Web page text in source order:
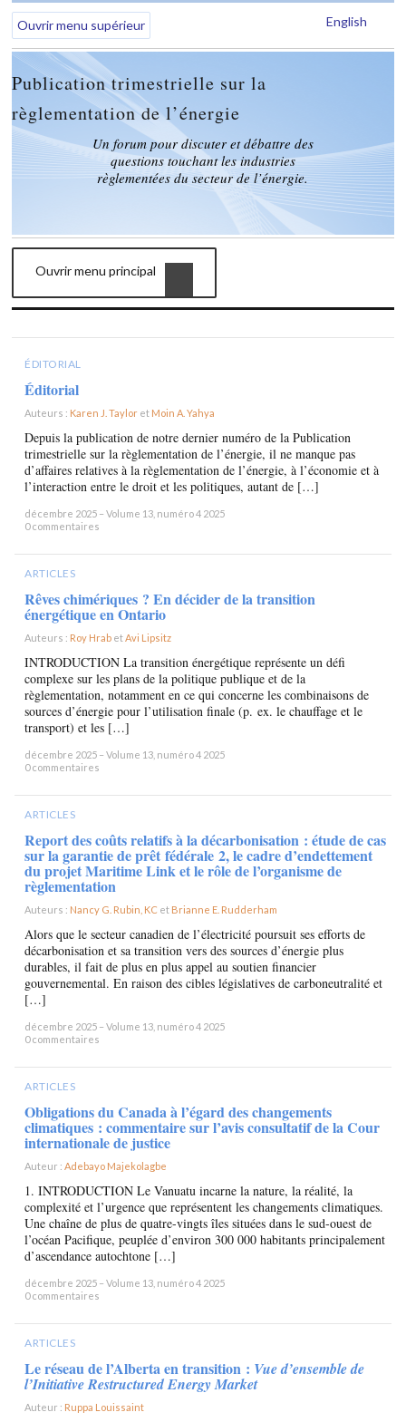
English
Ouvrir menu supérieur
Publication trimestrielle sur la
règlementation de l’énergie
Un forum pour discuter et débattre des
questions touchant les industries
règlementées du secteur de l’énergie.
Ouvrir menu principal
ÉDITORIAL
Éditorial
Auteurs : Karen J. Taylor et Moin A. Yahya
Depuis la publication de notre dernier numéro de la Publication
trimestrielle sur la règlementation de l’énergie, il ne manque pas
d’affaires relatives à la règlementation de l’énergie, à l’économie et à
l’interaction entre le droit et les politiques, autant de […]
décembre 2025 – Volume 13, numéro 4 2025
0 commentaires
ARTICLES
Rêves chimériques ? En décider de la transition
énergétique en Ontario
Auteurs : Roy Hrab etAvi Lipsitz
INTRODUCTION La transition énergétique représente un défi
complexe sur les plans de la politique publique et de la
règlementation, notamment en ce qui concerne les combinaisons de
sources d’énergie pour l’utilisation finale (p. ex. le chauffage et le
transport) et les […]
décembre 2025 – Volume 13, numéro 4 2025
0 commentaires
ARTICLES
Report des coûts relatifs à la décarbonisation : étude de cas
sur la garantie de prêt fédérale 2, le cadre d’endettement
du projet Maritime Link et le rôle de l’organisme de
règlementation
Auteurs : Nancy G. Rubin, KC et Brianne E. Rudderham
Alors que le secteur canadien de l’électricité poursuit ses efforts de
décarbonisation et sa transition vers des sources d’énergie plus
durables, il fait de plus en plus appel au soutien financier
gouvernemental. En raison des cibles législatives de carboneutralité et
[…]
décembre 2025 – Volume 13, numéro 4 2025
0 commentaires
ARTICLES
Obligations du Canada à l’égard des changements
climatiques : commentaire sur l’avis consultatif de la Cour
internationale de justice
Auteur :Adebayo Majekolagbe
1. INTRODUCTION Le Vanuatu incarne la nature, la réalité, la
complexité et l’urgence que représentent les changements climatiques.
Une chaîne de plus de quatre-vingts îles situées dans le sud-ouest de
l’océan Pacifique, peuplée d’environ 300 000 habitants principalement
d’ascendance autochtone […]
décembre 2025 – Volume 13, numéro 4 2025
0 commentaires
ARTICLES
Le réseau de l’Alberta en transition : Vue d’ensemble de
l’Initiative Restructured Energy Market
Auteur : Ruppa Louissaint